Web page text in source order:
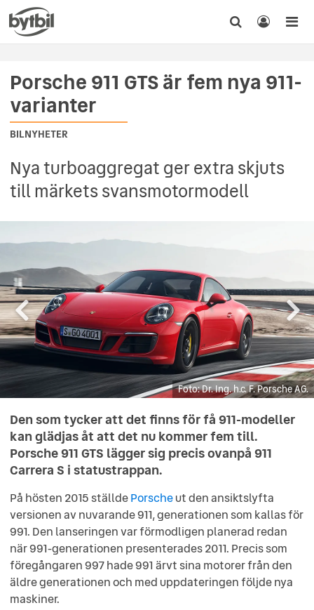
Porsche 911 GTS är fem nya 911-
varianter
BILNYHETER
Nya turboaggregat ger extra skjuts
till märkets svansmotormodell
Dr. Ing. h.c. F. Porsche AG.
Dr. Ing. h.c. F. Porsche AG.
Dr. Ing. h.c. F. Porsche AG.
Dr. Ing. h.c. F. Porsche AG.
Dr. Ing. h.c. F. Porsche AG.
Dr. Ing. h.c. F. Porsche AG.
Dr. Ing. h.c. F. Porsche AG.
Den som tycker att det finns för få 911-modeller
kan glädjas åt att det nu kommer fem till.
Porsche 911 GTS lägger sig precis ovanpå 911
Carrera S i statustrappan.
På hösten 2015 ställdePorscheut den ansiktslyfta
versionen av nuvarande 911, generationen som kallas för
991. Den lanseringen var förmodligen planerad redan
när 991-generationen presenterades 2011. Precis som
föregångaren 997 hade 991 ärvt sina motorer från den
äldre generationen och med uppdateringen följde nya
maskiner.